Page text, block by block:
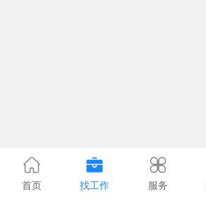
首页 找工作 服务